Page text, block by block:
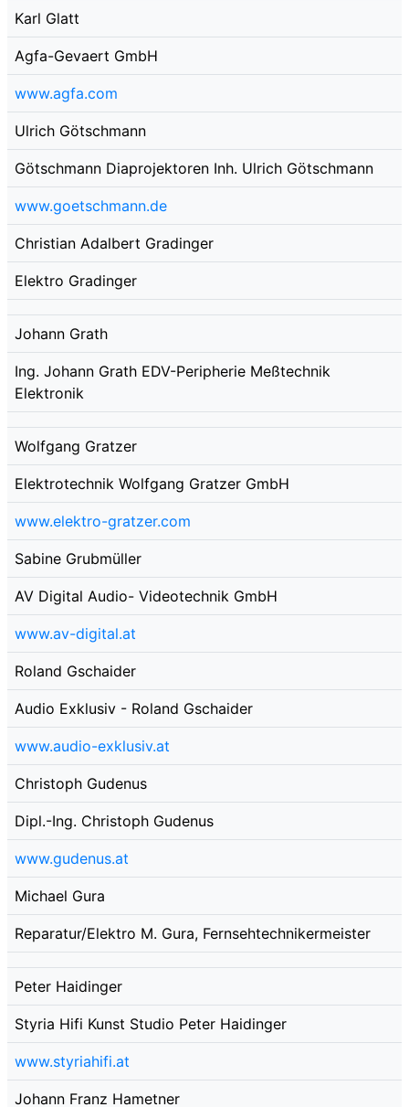
Karl Glatt
Agfa-Gevaert GmbH
www.agfa.com
Ulrich Götschmann
Götschmann Diaprojektoren Inh. Ulrich Götschmann
www.goetschmann.de
Christian Adalbert Gradinger
Elektro Gradinger
Johann Grath
Ing. Johann Grath EDV-Peripherie Meßtechnik
Elektronik
Wolfgang Gratzer
Elektrotechnik Wolfgang Gratzer GmbH
www.elektro-gratzer.com
Sabine Grubmüller
AV Digital Audio- Videotechnik GmbH
www.av-digital.at
Roland Gschaider
Audio Exklusiv - Roland Gschaider
www.audio-exklusiv.at
Christoph Gudenus
Dipl.-Ing. Christoph Gudenus
www.gudenus.at
Michael Gura
Reparatur/Elektro M. Gura, Fernsehtechnikermeister
Peter Haidinger
Styria Hifi Kunst Studio Peter Haidinger
www.styriahifi.at
Johann Franz Hametner